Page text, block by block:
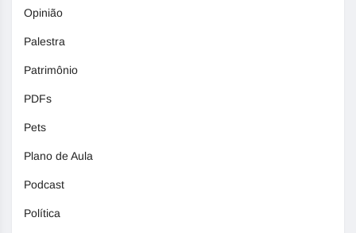
Opinião
Palestra
Patrimônio
PDFs
Pets
Plano de Aula
Podcast
Política